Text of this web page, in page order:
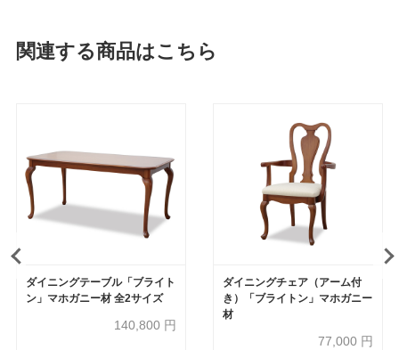
関連する商品はこちら
ダイニングテーブル「ブライト
ン」マホガニー材 全2サイズ
140,800 円
ダイニングチェア（アーム付
き）「ブライトン」マホガニー
材
77,000 円